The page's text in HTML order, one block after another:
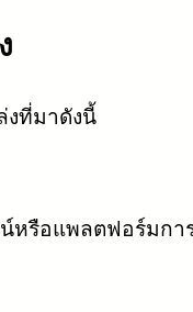
งที่มาดังนี้
หรือแพลตฟอร์มก